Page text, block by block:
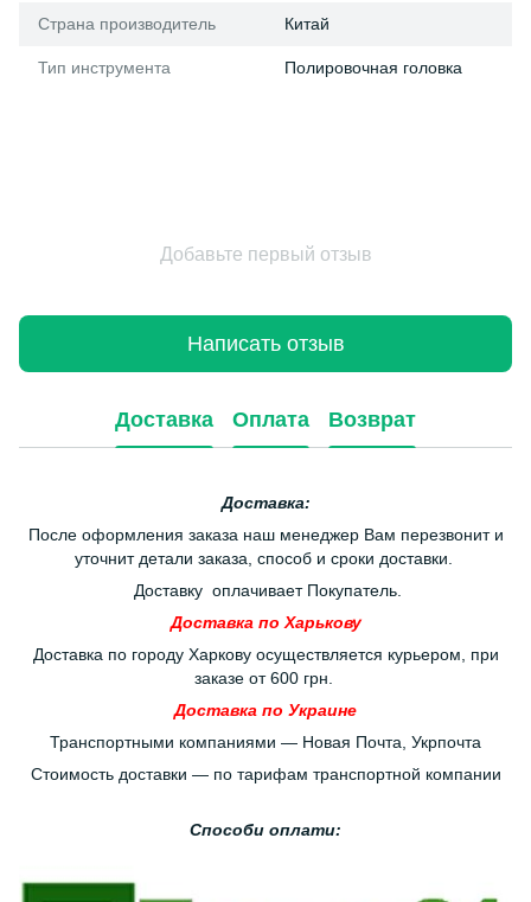
Страна производитель Китай
Тип инструмента Полировочная головка
Добавьте первый отзыв
Написать отзыв
Доставка Оплата Возврат
Доставка:
После оформления заказа наш менеджер Вам перезвонит и
уточнит детали заказа, способ и сроки доставки.
Доставку оплачивает Покупатель.
Доставка по Харькову
Доставка по городу Харкову осуществляется курьером, при
заказе от 600 грн.
Доставка по Украине
Транспортными компаниями — Новая Почта, Укрпочта
Стоимость доставки — по тарифам транспортной компании
Способи оплати: